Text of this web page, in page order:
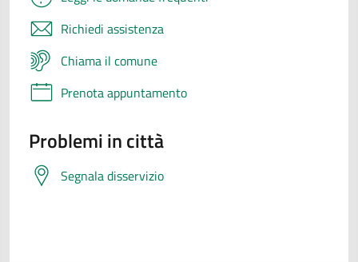
Richiedi assistenza
Chiama il comune
Prenota appuntamento
Problemi in città
Segnala disservizio